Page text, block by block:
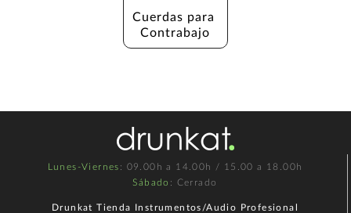
Cuerdas para
Contrabajo
Lunes-Viernes : 09.00h a 14.00h / 15.00 a 18.00h
Sábado : Cerrado
Drunkat Tienda Instrumentos/Audio Profesional